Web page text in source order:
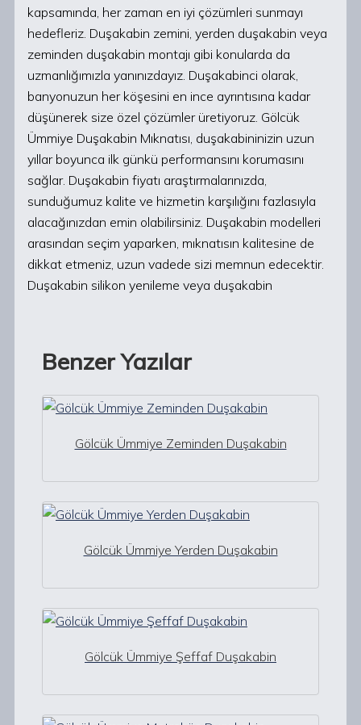
kapsamında, her zaman en iyi çözümleri sunmayı
hedefleriz. Duşakabin zemini, yerden duşakabin veya
zeminden duşakabin montajı gibi konularda da
uzmanlığımızla yanınızdayız. Duşakabinci olarak,
banyonuzun her köşesini en ince ayrıntısına kadar
düşünerek size özel çözümler üretiyoruz. Gölcük
Ümmiye Duşakabin Mıknatısı, duşakabininizin uzun
yıllar boyunca ilk günkü performansını korumasını
sağlar. Duşakabin fiyatı araştırmalarınızda,
sunduğumuz kalite ve hizmetin karşılığını fazlasıyla
alacağınızdan emin olabilirsiniz. Duşakabin modelleri
arasından seçim yaparken, mıknatısın kalitesine de
dikkat etmeniz, uzun vadede sizi memnun edecektir.
Duşakabin silikon yenileme veya duşakabin
Benzer Yazılar
Gölcük Ümmiye Zeminden Duşakabin
Gölcük Ümmiye Yerden Duşakabin
Gölcük Ümmiye Şeffaf Duşakabin